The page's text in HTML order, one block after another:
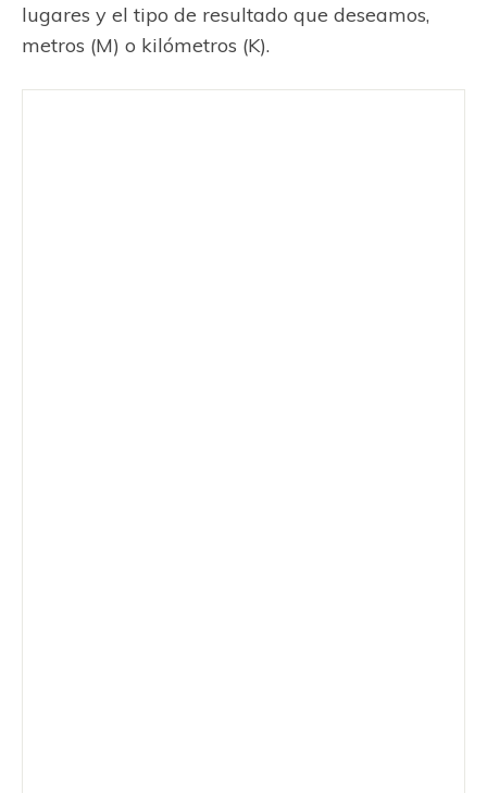
lugares y el tipo de resultado que deseamos,
metros (M) o kilómetros (K).